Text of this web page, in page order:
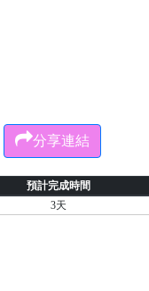
分享連結
預計完成時間
3天